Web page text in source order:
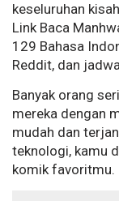
keseluruhan
Link Baca
129 Bahasa
Reddit, dan
Banyak orang
mereka dengan
mudah dan
teknologi, kamu
komik favoritmu.